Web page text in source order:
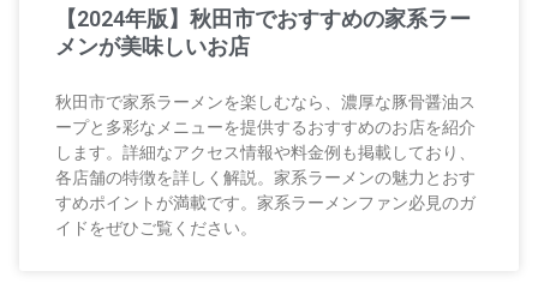
【2024年版】秋田市でおすすめの家系ラー
メンが美味しいお店
秋田市で家系ラーメンを楽しむなら、濃厚な豚骨醤油ス
ープと多彩なメニューを提供するおすすめのお店を紹介
します。詳細なアクセス情報や料金例も掲載しており、
各店舗の特徴を詳しく解説。家系ラーメンの魅力とおす
すめポイントが満載です。家系ラーメンファン必見のガ
イドをぜひご覧ください。